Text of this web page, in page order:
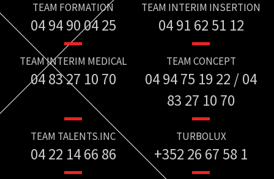
TEAM FORMATION
04 94 90 04 25
TEAM INTERIM INSERTION
04 91 62 51 12
TEAM INTERIM MEDICAL
04 83 27 10 70
TEAM CONCEPT
04 94 75 19 22 / 04
83 27 10 70
TEAM TALENTS.INC
04 22 14 66 86
TURBOLUX
+352 26 67 58 1